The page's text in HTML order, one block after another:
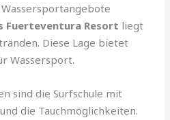
Fuerteventura Resort liegt
Diese Lage bietet
Wassersport.
sind die Surfschule mit
die Tauchmöglichkeiten.